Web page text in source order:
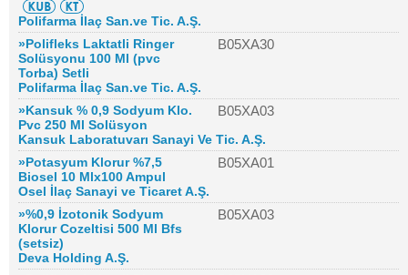
Polifarma İlaç San.ve Tic. A.Ş.
»Polifleks Laktatli Ringer
Solüsyonu 100 Ml (pvc
Torba) Setli
B05XA30
Polifarma İlaç San.ve Tic. A.Ş.
»Kansuk % 0,9 Sodyum Klo.
Pvc 250 Ml Solüsyon
B05XA03
Kansuk Laboratuvarı Sanayi Ve Tic. A.Ş.
»Potasyum Klorur %7,5
Biosel 10 Mlx100 Ampul
B05XA01
Osel İlaç Sanayi ve Ticaret A.Ş.
»%0,9 İzotonik Sodyum
Klorur Cozeltisi 500 Ml Bfs
(setsiz)
B05XA03
Deva Holding A.Ş.